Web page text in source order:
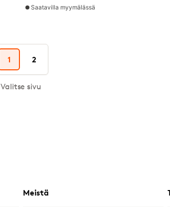
Saatavilla myymälässä
1 2
Valitse sivu
Meistä